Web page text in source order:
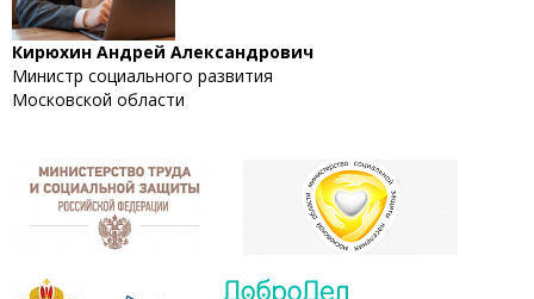
Кирюхин Андрей Александрович
Министр социального развития
Московской области